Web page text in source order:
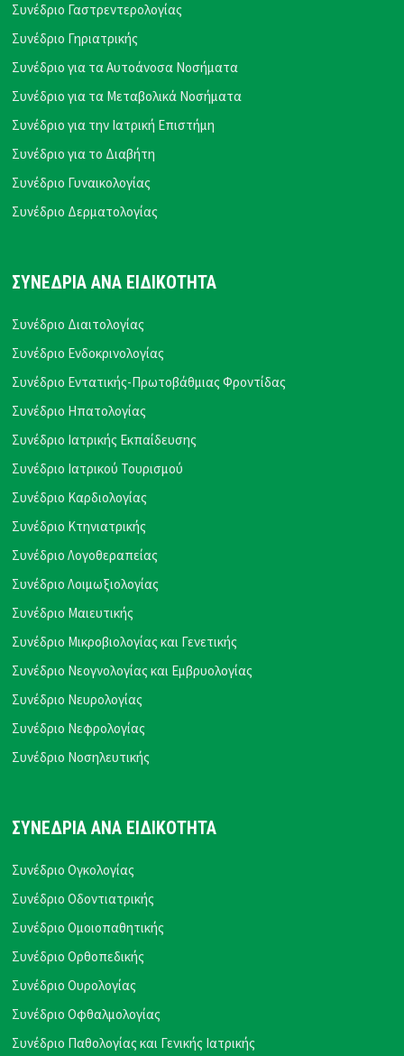
Συνέδριο Γαστρεντερολογίας
Συνέδριο Γηριατρικής
Συνέδριο για τα Αυτοάνοσα Νοσήματα
Συνέδριο για τα Μεταβολικά Νοσήματα
Συνέδριο για την Ιατρική Επιστήμη
Συνέδριο για το Διαβήτη
Συνέδριο Γυναικολογίας
Συνέδριο Δερματολογίας
ΣΥΝΕΔΡΙΑ ΑΝΑ ΕΙΔΙΚΟΤΗΤΑ
Συνέδριο Διαιτολογίας
Συνέδριο Ενδοκρινολογίας
Συνέδριο Εντατικής-Πρωτοβάθμιας Φροντίδας
Συνέδριο Ηπατολογίας
Συνέδριο Ιατρικής Εκπαίδευσης
Συνέδριο Ιατρικού Τουρισμού
Συνέδριο Καρδιολογίας
Συνέδριο Κτηνιατρικής
Συνέδριο Λογοθεραπείας
Συνέδριο Λοιμωξιολογίας
Συνέδριο Μαιευτικής
Συνέδριο Μικροβιολογίας και Γενετικής
Συνέδριο Νεογνολογίας και Εμβρυολογίας
Συνέδριο Νευρολογίας
Συνέδριο Νεφρολογίας
Συνέδριο Νοσηλευτικής
ΣΥΝΕΔΡΙΑ ΑΝΑ ΕΙΔΙΚΟΤΗΤΑ
Συνέδριο Ογκολογίας
Συνέδριο Οδοντιατρικής
Συνέδριο Ομοιοπαθητικής
Συνέδριο Ορθοπεδικής
Συνέδριο Ουρολογίας
Συνέδριο Οφθαλμολογίας
Συνέδριο Παθολογίας και Γενικής Ιατρικής